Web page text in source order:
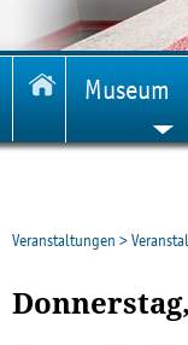
Museum
Veranstaltungen >